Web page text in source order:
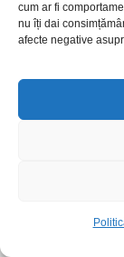
cum ar fi
nu îți dai
afecte negative
tarana